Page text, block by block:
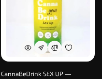
CannaBeDrink SEX UP —